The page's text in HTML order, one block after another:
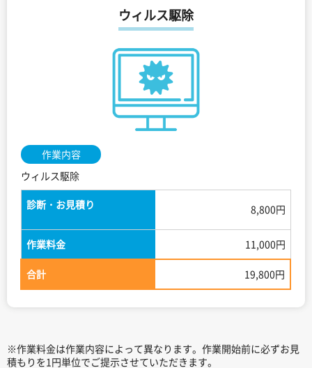
ウィルス駆除
作業内容
ウィルス駆除
診断・お見積り 8,800円
作業料金 11,000円
合計 19,800円
※作業料金は作業内容によって異なります。作業開始前に必ずお見
積もりを1円単位でご提示させていただきます。